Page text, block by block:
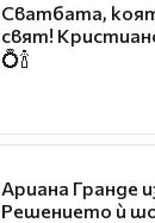
Сватбата,
свят!
💍🍾
Ариана Гранде
Решението ѝ